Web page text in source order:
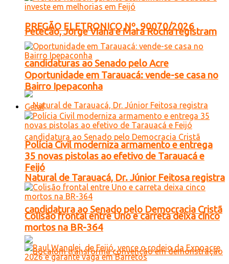
Petecão, Jorge Viana e Mara Rocha registram
candidaturas ao Senado pelo Acre
Natural de Tarauacá, Dr. Júnior Feitosa registra
candidatura ao Senado pelo Democracia Cristã
PREGÃO ELETRONICO Nº. 90070/2026
Oportunidade em Tarauacá: vende-se casa no
Bairro Ipepaconha
Geral
Polícia Civil moderniza armamento e entrega
35 novas pistolas ao efetivo de Tarauacá e
Feijó
Colisão frontal entre Uno e carreta deixa cinco
mortos na BR-364